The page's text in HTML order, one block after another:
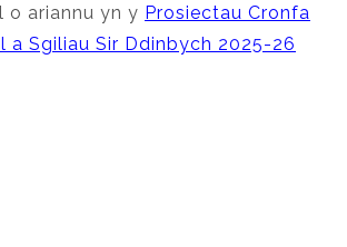
o ariannu yn y Prosiectau Cronfa
a Sgiliau Sir Ddinbych 2025-26